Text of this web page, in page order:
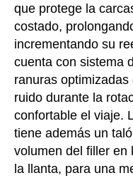
que protege la
costado,
incrementando su
cuenta con sistema
ranuras
ruido durante la
confortable el viaje.
tiene además un
volumen del filler en
la llanta, para una